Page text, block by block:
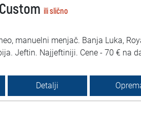
ili slično
manuelni menjač. Banja Luka,
Jeftin. Najjeftiniji. Cene - 70 € na
Detalji